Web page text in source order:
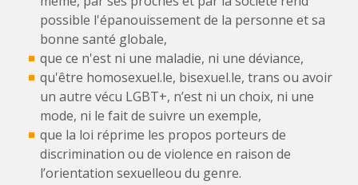
possible l'épanouissement de la personne et sa
bonne santé globale,
que ce n'est ni une maladie, ni une déviance,
qu'être homosexuel.le, bisexuel.le, trans ou avoir
un autre vécu LGBT+, n’est ni un choix, ni une
mode, ni le fait de suivre un exemple,
que la loi réprime les propos porteurs de
discrimination ou de violence en raison de
l’orientation sexuelleou du genre.